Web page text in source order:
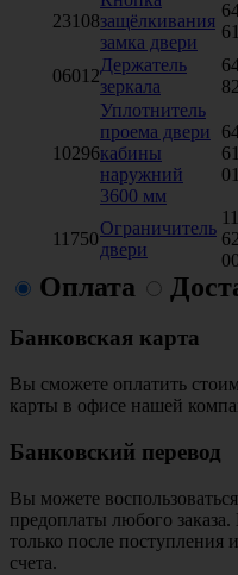
23108защёлкивания
замка двери
06012
Держатель
зеркала
10296
Уплотнитель
проема двери
кабины
наружний
3600 мм
11750
Ограничитель
двери
00
Оплата
Банковская карта
Вы сможете оплатить
карты в офисе нашей
Банковский перевод
Вы можете
предоплаты любого заказа.
только после
счета.